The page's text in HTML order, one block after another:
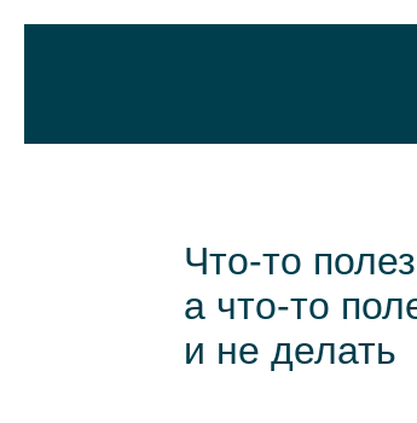
Что-то
а что-то
и не делать